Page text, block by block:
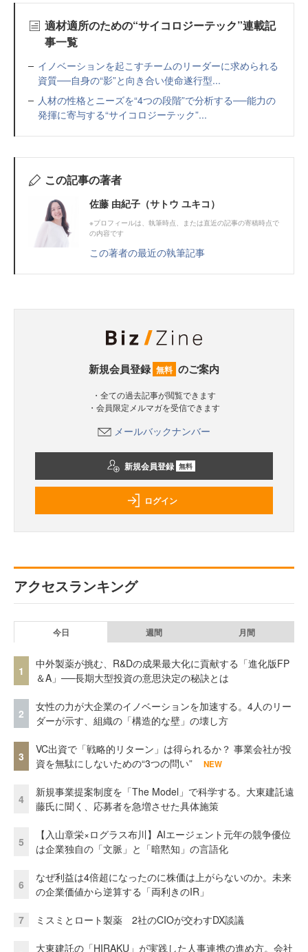
適材適所のための“サイコロジーテック”連載記
事一覧
イノベーションを起こすチームのリーダーに求められる
資質──自身の“影”と向き合い使命遂行型...
人材の性格とニーズを“4つの段階”で分析する──能力の
発揮に寄与する“サイコロジーテック”...
この記事の著者
佐藤 由紀子（サトウ ユキコ）
※プロフィールは、執筆時点、または直近の記事の寄稿時点で
の内容です
この著者の最近の執筆記事
新規会員登録 無料 のご案内
・全ての過去記事が閲覧できます
・会員限定メルマガを受信できます
メールバックナンバー
新規会員登録 無料
ログイン
アクセスランキング
今日 週間 月間
1
中外製薬が挑む、R&Dの成果最大化に貢献する「進化版FP
＆A」──長期大型投資の意思決定の秘訣とは
2
女性の力が大企業のイノベーションを加速する。4人のリー
ダーが示す、組織の「構造的な壁」の壊し方
3
VC出資で「戦略的リターン」は得られるか？ 事業会社が投
資を無駄にしないための“3つの問い”
NEW
4
新規事業提案制度を「The Model」で科学する。大東建託遠
藤氏に聞く、応募者を急増させた具体施策
5
【入山章栄×ログラス布川】AIエージェント元年の競争優位
は企業独自の「文脈」と「暗黙知」の言語化
6
なぜ利益は4倍超になったのに株価は上がらないのか。未来
の企業価値から逆算する「両利きのIR」
7 ミスミとロート製薬 2社のCIOが交わすDX談議
大東建託の「HIRAKU」が実践した人事連携の進め方。会社